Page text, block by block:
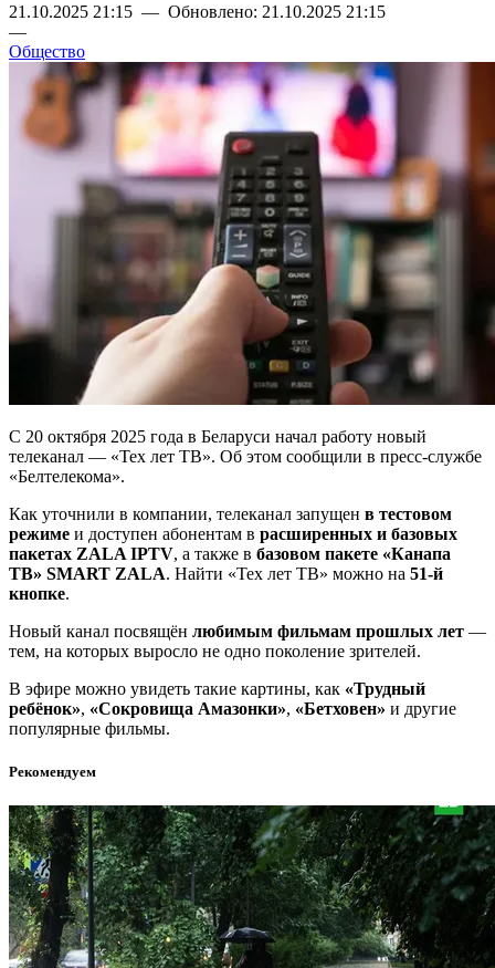
21.10.2025 21:15 — Обновлено: 21.10.2025 21:15
—
Общество
С 20 октября 2025 года в Беларуси начал работу новый
телеканал — «Тех лет ТВ». Об этом сообщили в пресс-службе
«Белтелекома».
Как уточнили в компании, телеканал запущен в тестовом
режиме и доступен абонентам в расширенных и базовых
пакетах ZALA IPTV, а также в базовом пакете «Канапа
ТВ» SMART ZALA. Найти «Тех лет ТВ» можно на 51-й
кнопке.
Новый канал посвящён любимым фильмам прошлых лет —
тем, на которых выросло не одно поколение зрителей.
В эфире можно увидеть такие картины, как «Трудный
ребёнок», «Сокровища Амазонки», «Бетховен» и другие
популярные фильмы.
Рекомендуем